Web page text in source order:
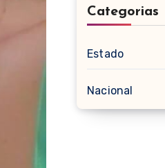
Categorias
Estado
Nacional